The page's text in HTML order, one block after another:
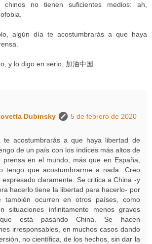
chinos no tienen suficientes medios: ah,
algún día te acostumbrarás a que haya
y lo digo en serio, 加油中国.
Dubinsky
5 de febrero de 2020
te acostumbrarás a que haya libertad de
de un país con los índices más altos de
prensa en el mundo, más que en España,
tengo que acostumbrarme a nada. Creo
expresado claramente. Se critica a China -y
hacerlo tiene la libertad para hacerlo- por
también ocurren en otros países, como
situaciones infinitamente menos graves
está pasando China. Se hacen
irresponsables, en muchos casos dando
no científica, de los hechos, sin dar la